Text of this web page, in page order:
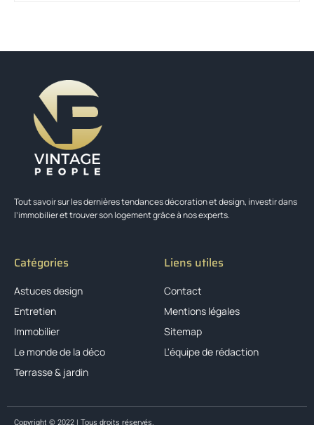
Tout savoir sur les dernières tendances décoration et design, investir dans
l’immobilier et trouver son logement grâce à nos experts.
Catégories
Astuces design
Entretien
Immobilier
Le monde de la déco
Terrasse & jardin
Liens utiles
Contact
Mentions légales
Sitemap
L'équipe de rédaction
Copyright © 2022 | Tous droits réservés.